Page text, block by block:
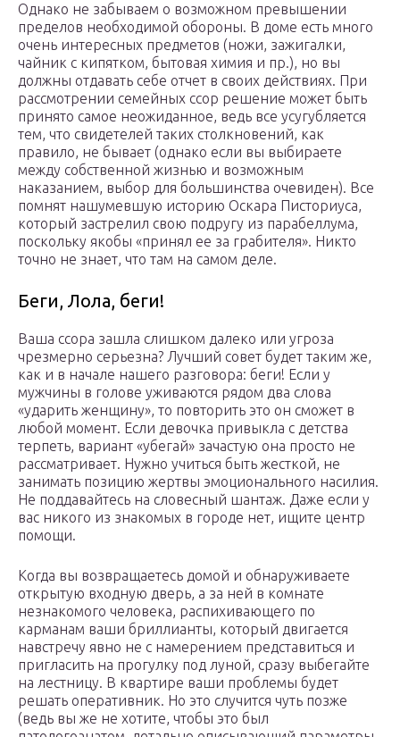
Однако не забываем о возможном превышении
пределов необходимой обороны. В доме есть много
очень интересных предметов (ножи, зажигалки,
чайник с кипятком, бытовая химия и пр.), но вы
должны отдавать себе отчет в своих действиях. При
рассмотрении семейных ссор решение может быть
принято самое неожиданное, ведь все усугубляется
тем, что свидетелей таких столкновений, как
правило, не бывает (однако если вы выбираете
между собственной жизнью и возможным
наказанием, выбор для большинства очевиден). Все
помнят нашумевшую историю Оскара Писториуса,
который застрелил свою подругу из парабеллума,
поскольку якобы «принял ее за грабителя». Никто
точно не знает, что там на самом деле.
Беги, Лола, беги!
Ваша ссора зашла слишком далеко или угроза
чрезмерно серьезна? Лучший совет будет таким же,
как и в начале нашего разговора: беги! Если у
мужчины в голове уживаются рядом два слова
«ударить женщину», то повторить это он сможет в
любой момент. Если девочка привыкла с детства
терпеть, вариант «убегай» зачастую она просто не
рассматривает. Нужно учиться быть жесткой, не
занимать позицию жертвы эмоционального насилия.
Не поддавайтесь на словесный шантаж. Даже если у
вас никого из знакомых в городе нет, ищите центр
помощи.
Когда вы возвращаетесь домой и обнаруживаете
открытую входную дверь, а за ней в комнате
незнакомого человека, распихивающего по
карманам ваши бриллианты, который двигается
навстречу явно не с намерением представиться и
пригласить на прогулку под луной, сразу выбегайте
на лестницу. В квартире ваши проблемы будет
решать оперативник. Но это случится чуть позже
(ведь вы же не хотите, чтобы это был